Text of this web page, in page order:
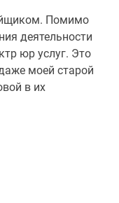
Помимо
деятельности
юр услуг. Это
моей старой
в их